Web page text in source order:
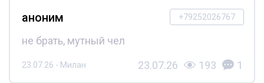
+79252026767
аноним
не брать, мутный чел
23.07.26 - Милан 23.07.26 193 1